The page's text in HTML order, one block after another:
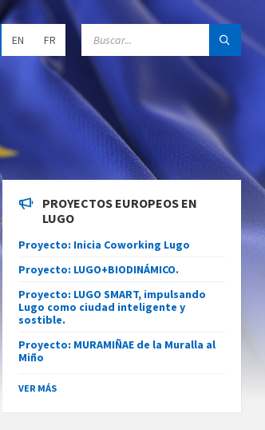
EN FR
PROYECTOS EUROPEOS EN
LUGO
Proyecto: Inicia Coworking Lugo
Proyecto: LUGO+BIODINÁMICO.
Proyecto: LUGO SMART, impulsando
Lugo como ciudad inteligente y
sostible.
Proyecto: MURAMIÑAE de la Muralla al
Miño
VER MÁS